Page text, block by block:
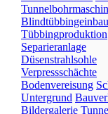
Blindtübbingeinbau
Tübbingproduktion
Separieranlage
Düsenstrahlsohle
Verpressschächte
Bodenvereisung
Untergrund
Bildergalerie